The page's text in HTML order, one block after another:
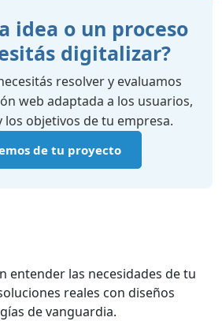
idea o un proceso
digitalizar?
resolver y evaluamos
web adaptada a los usuarios,
los objetivos de tu empresa.
de tu proyecto
entender las necesidades de tu
reales con diseños
de vanguardia.